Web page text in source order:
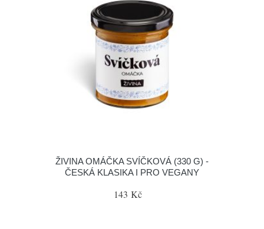
ŽIVINA OMÁČKA SVÍČKOVÁ (330 G) -
ČESKÁ KLASIKA I PRO VEGANY
143 Kč